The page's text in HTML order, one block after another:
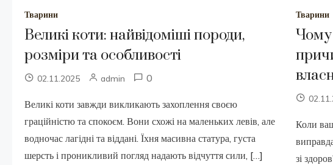
Тварини
Великі коти: найвідоміші породи,
розміри та особливості
02.11.2025 admin 0
Великі коти завжди викликають захоплення своєю
граційністю та спокоєм. Вони схожі на маленьких левів, але
водночас лагідні та віддані. Їхня масивна статура, густа
шерсть і проникливий погляд надають відчуття сили, […]
Тварини
Чому
Коли
зі